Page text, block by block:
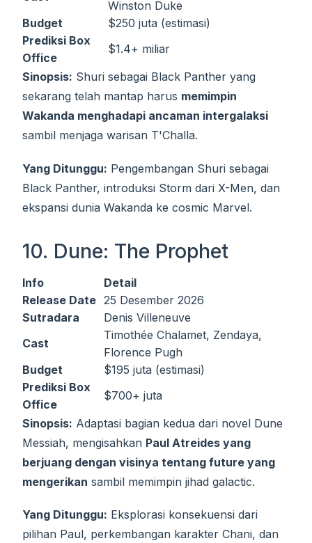
Winston Duke
Budget
$250 juta (estimasi)
Prediksi Box
Office
$1.4+ miliar
Sinopsis: Shuri sebagai Black Panther yang
sekarang telah mantap harus memimpin
Wakanda menghadapi ancaman intergalaksi
sambil menjaga warisan T'Challa.
Yang Ditunggu: Pengembangan Shuri sebagai
Black Panther, introduksi Storm dari X-Men, dan
ekspansi dunia Wakanda ke cosmic Marvel.
10. Dune: The Prophet
Info
Detail
Release Date 25 Desember 2026
Sutradara
Denis Villeneuve
Cast
Timothée Chalamet, Zendaya,
Florence Pugh
Budget
$195 juta (estimasi)
Prediksi Box
Office
$700+ juta
Sinopsis: Adaptasi bagian kedua dari novel Dune
Messiah, mengisahkan Paul Atreides yang
berjuang dengan visinya tentang future yang
mengerikan sambil memimpin jihad galactic.
Yang Ditunggu: Eksplorasi konsekuensi dari
pilihan Paul, perkembangan karakter Chani, dan